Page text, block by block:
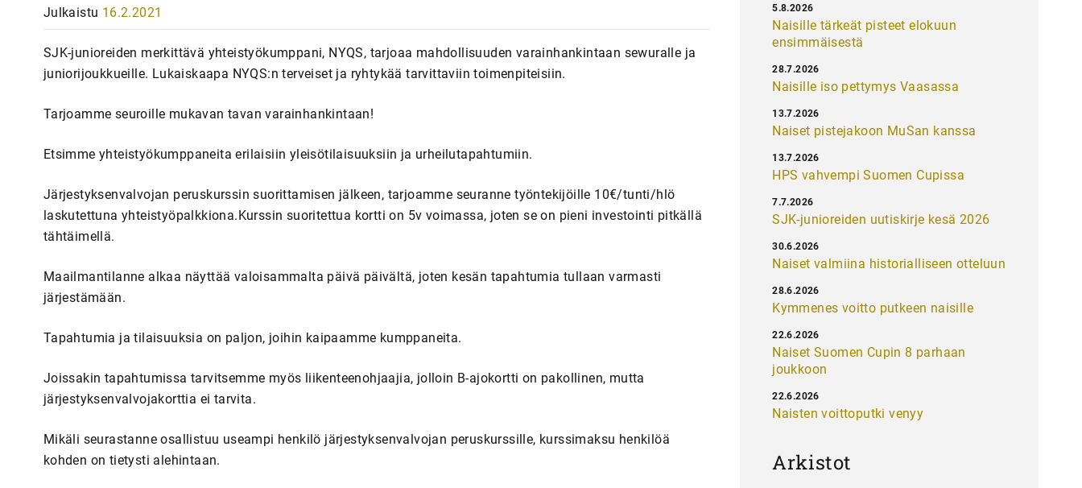
Julkaistu 16.2.2021
SJK-junioreiden merkittävä yhteistyökumppani, NYQS, tarjoaa mahdollisuuden varainhankintaan sewuralle ja
juniorijoukkueille. Lukaiskaapa NYQS:n terveiset ja ryhtykää tarvittaviin toimenpiteisiin.
Tarjoamme seuroille mukavan tavan varainhankintaan!
Etsimme yhteistyökumppaneita erilaisiin yleisötilaisuuksiin ja urheilutapahtumiin.
Järjestyksenvalvojan peruskurssin suorittamisen jälkeen, tarjoamme seuranne työntekijöille 10€/tunti/hlö
laskutettuna yhteistyöpalkkiona.Kurssin suoritettua kortti on 5v voimassa, joten se on pieni investointi pitkällä
tähtäimellä.
Maailmantilanne alkaa näyttää valoisammalta päivä päivältä, joten kesän tapahtumia tullaan varmasti
järjestämään.
Tapahtumia ja tilaisuuksia on paljon, joihin kaipaamme kumppaneita.
Joissakin tapahtumissa tarvitsemme myös liikenteenohjaajia, jolloin B-ajokortti on pakollinen, mutta
järjestyksenvalvojakorttia ei tarvita.
Mikäli seurastanne osallistuu useampi henkilö järjestyksenvalvojan peruskurssille, kurssimaksu henkilöä
kohden on tietysti alehintaan.
Naisille tärkeät pisteet elokuun
ensimmäisestä
5.8.2026
Naisille iso pettymys Vaasassa
28.7.2026
Naiset pistejakoon MuSan kanssa
13.7.2026
HPS vahvempi Suomen Cupissa
13.7.2026
SJK-junioreiden uutiskirje kesä 2026
7.7.2026
Naiset valmiina historialliseen otteluun
30.6.2026
Kymmenes voitto putkeen naisille
28.6.2026
Naiset Suomen Cupin 8 parhaan
joukkoon
22.6.2026
Naisten voittoputki venyy
22.6.2026
Arkistot